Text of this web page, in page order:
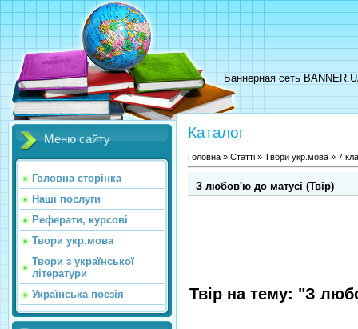
Баннерная сеть
Меню сайту
Головна сторінка
Наші послуги
Реферати, курсові
Твори укр.мова
Твори з української
літератури
Українська поезія
Каталог
Головна » Статті » Твори укр.мова » 7
З любов'ю до матусі (Твір)
Твір на тему: "З